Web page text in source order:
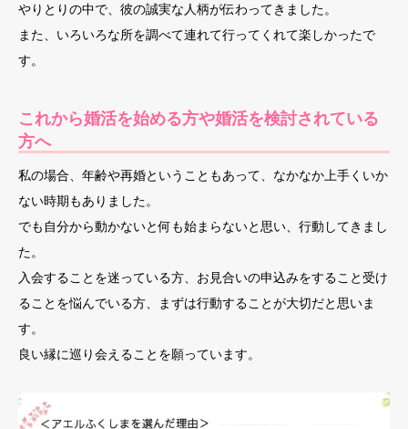
やりとりの中で、彼の誠実な人柄が伝わってきました。
また、いろいろな所を調べて連れて行ってくれて楽しかったで
す。
これから婚活を始める方や婚活を検討されている
方へ
私の場合、年齢や再婚ということもあって、なかなか上手くいか
ない時期もありました。
でも自分から動かないと何も始まらないと思い、行動してきまし
た。
入会することを迷っている方、お見合いの申込みをすること受け
ることを悩んでいる方、まずは行動することが大切だと思いま
す。
良い縁に巡り会えることを願っています。